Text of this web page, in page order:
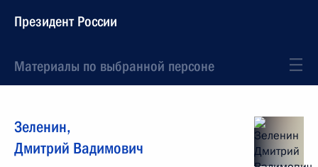
Президент России
Материалы по выбранной персоне
Зеленин,
Дмитрий Вадимович